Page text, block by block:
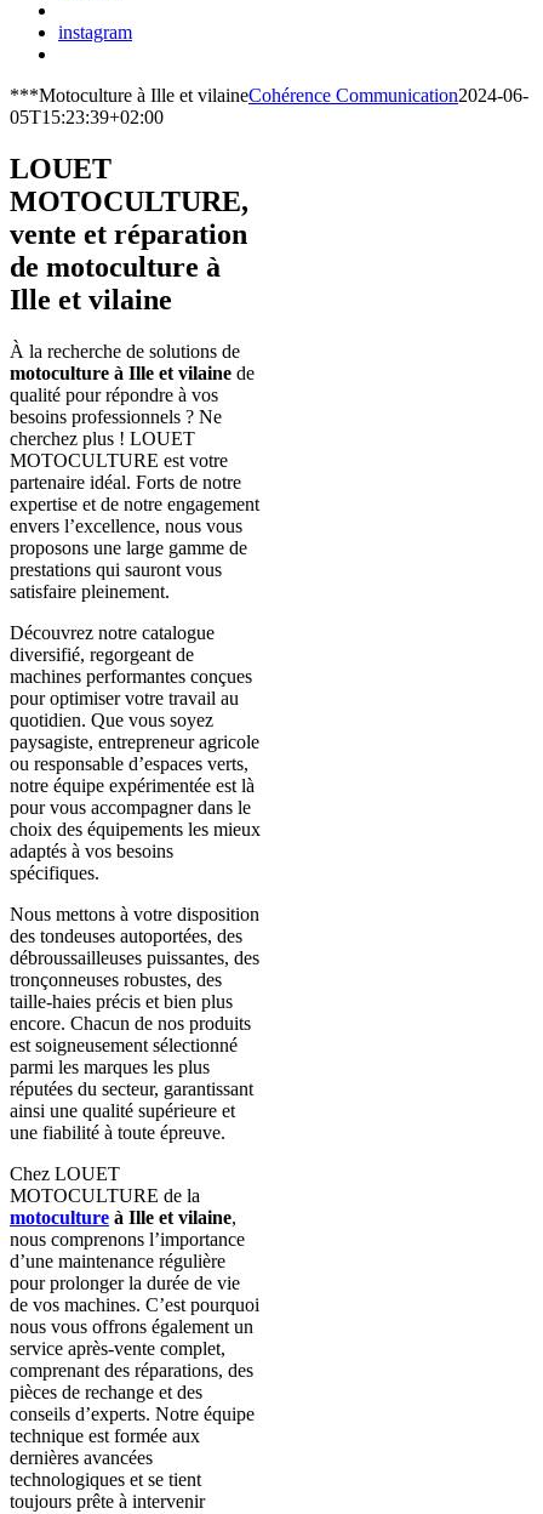
instagram
***Motoculture à Ille et vilaineCohérence Communication2024-06-
05T15:23:39+02:00
LOUET
MOTOCULTURE,
vente et réparation
de motoculture à
Ille et vilaine
À la recherche de solutions de
motoculture à Ille et vilaine de
qualité pour répondre à vos
besoins professionnels ? Ne
cherchez plus ! LOUET
MOTOCULTURE est votre
partenaire idéal. Forts de notre
expertise et de notre engagement
envers l’excellence, nous vous
proposons une large gamme de
prestations qui sauront vous
satisfaire pleinement.
Découvrez notre catalogue
diversifié, regorgeant de
machines performantes conçues
pour optimiser votre travail au
quotidien. Que vous soyez
paysagiste, entrepreneur agricole
ou responsable d’espaces verts,
notre équipe expérimentée est là
pour vous accompagner dans le
choix des équipements les mieux
adaptés à vos besoins
spécifiques.
Nous mettons à votre disposition
des tondeuses autoportées, des
débroussailleuses puissantes, des
tronçonneuses robustes, des
taille-haies précis et bien plus
encore. Chacun de nos produits
est soigneusement sélectionné
parmi les marques les plus
réputées du secteur, garantissant
ainsi une qualité supérieure et
une fiabilité à toute épreuve.
Chez LOUET
MOTOCULTURE de la
motoculture à Ille et vilaine,
nous comprenons l’importance
d’une maintenance régulière
pour prolonger la durée de vie
de vos machines. C’est pourquoi
nous vous offrons également un
service après-vente complet,
comprenant des réparations, des
pièces de rechange et des
conseils d’experts. Notre équipe
technique est formée aux
dernières avancées
technologiques et se tient
toujours prête à intervenir